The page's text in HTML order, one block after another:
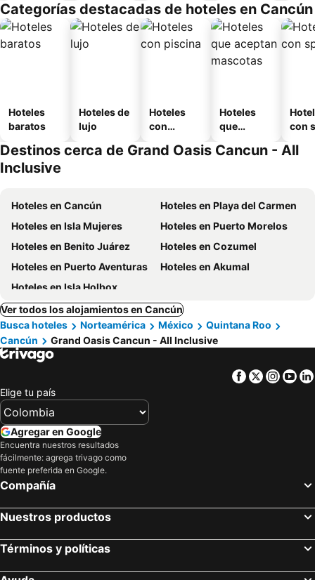
o
Categorías destacadas de hoteles en Cancún
Hoteles
baratos
Hoteles de
lujo
Hoteles
con
Hoteles
que
mascotas
con
Destinos cerca de Grand Oasis Cancun - All
Inclusive
Hoteles en Cancún
Hoteles en Playa del Carmen
Hoteles en Isla Mujeres
Hoteles en Puerto Morelos
Hoteles en Benito Juárez
Hoteles en Cozumel
Hoteles en Puerto Aventuras
Hoteles en Akumal
Hoteles en Isla Holbox
Ver todos los alojamientos en Cancún
Busca hoteles
Norteamérica México
Quintana Roo
Cancún
Grand Oasis Cancun - All Inclusive
Facebook
Twitter
Elige tu país
Agregar en Google
Encuentra nuestros resultados
fácilmente: agrega trivago como
fuente preferida en Google.
Compañía
Nuestros productos
Términos y políticas